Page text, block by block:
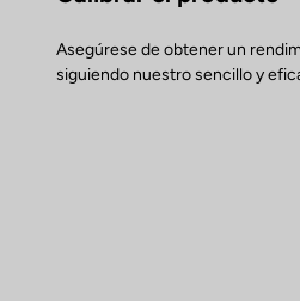
Asegúrese de obtener un
siguiendo nuestro sencillo y